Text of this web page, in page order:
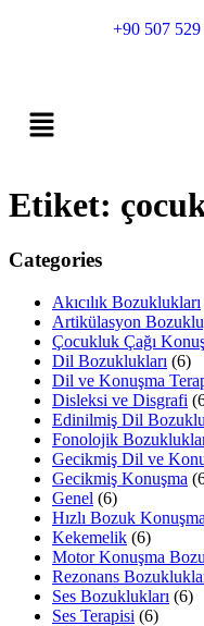
+90 507 529
Etiket:
Categories
Akıcılık Bozuklukları
Artikülasyon
Çocukluk Çağı
Dil Bozuklukları (6)
Dil ve Konuşma
Disleksi ve Disgrafi
Edinilmiş Dil
Fonolojik
Gecikmiş Dil ve
Gecikmiş Konuşma
Genel (6)
Hızlı Bozuk Konuşma
Kekemelik (6)
Motor Konuşma
Rezonans
Ses Bozuklukları (6)
Ses Terapisi (6)